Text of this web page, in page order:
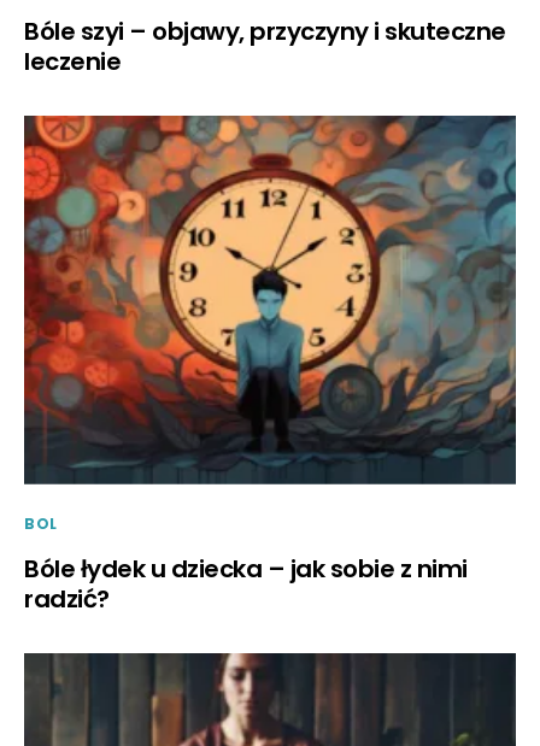
Bóle szyi – objawy, przyczyny i skuteczne
leczenie
BOL
Bóle łydek u dziecka – jak sobie z nimi
radzić?